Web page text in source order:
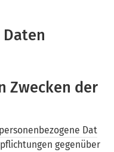
Zwecken der
personenbezogene Dat
gegenüber